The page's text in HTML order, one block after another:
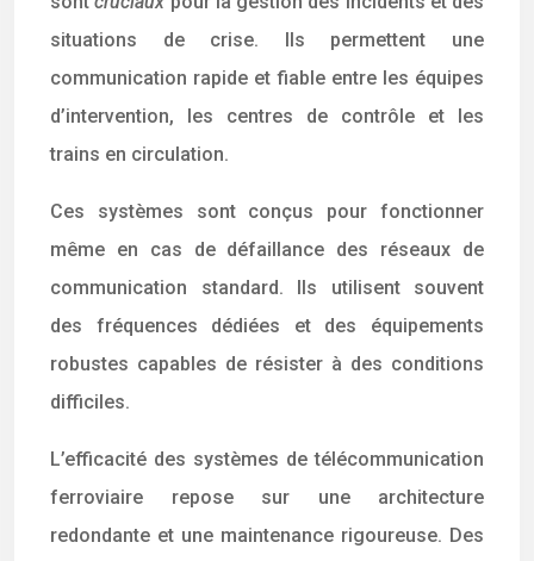
situations de crise. Ils permettent une
communication rapide et fiable entre les équipes
d’intervention, les centres de contrôle et les
trains en circulation.
Ces systèmes sont conçus pour fonctionner
même en cas de défaillance des réseaux de
communication standard. Ils utilisent souvent
des fréquences dédiées et des équipements
robustes capables de résister à des conditions
difficiles.
L’efficacité des systèmes de télécommunication
ferroviaire repose sur une architecture
redondante et une maintenance rigoureuse. Des